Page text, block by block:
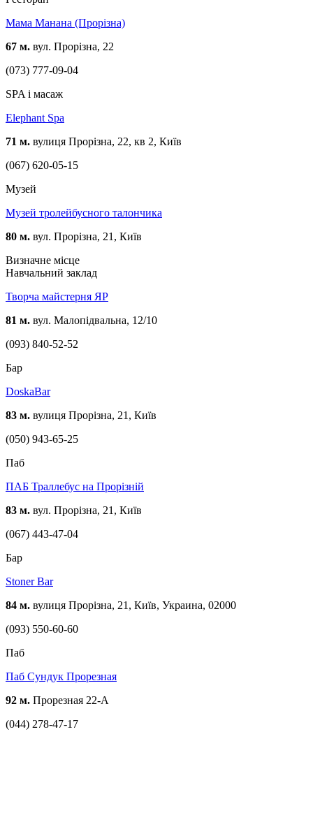
Мама Манана (Прорізна)
67 м. вул. Прорізна, 22
(073) 777-09-04
SPA і масаж
Elephant Spa
71 м. вулиця Прорізна, 22, кв 2, Київ
(067) 620-05-15
Музей
Музей тролейбусного талончика
80 м. вул. Прорізна, 21, Київ
Визначне місце
Навчальний заклад
Творча майстерня ЯР
81 м. вул. Малопідвальна, 12/10
(093) 840-52-52
Бар
DoskaBar
83 м. вулиця Прорізна, 21, Київ
(050) 943-65-25
Паб
ПАБ Траллебус на Прорізній
83 м. вул. Прорізна, 21, Київ
(067) 443-47-04
Бар
Stoner Bar
84 м. вулиця Прорізна, 21, Київ, Украина, 02000
(093) 550-60-60
Паб
Паб Сундук Прорезная
92 м. Прорезная 22-А
(044) 278-47-17